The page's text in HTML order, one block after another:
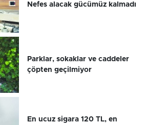
Nefes alacak gücümüz kalmadı
Parklar, sokaklar ve caddeler
çöpten geçilmiyor
En ucuz sigara 120 TL, en